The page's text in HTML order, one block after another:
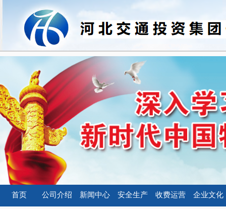
首页 公司介绍 新闻中心 安全生产 收费运营 企业文化